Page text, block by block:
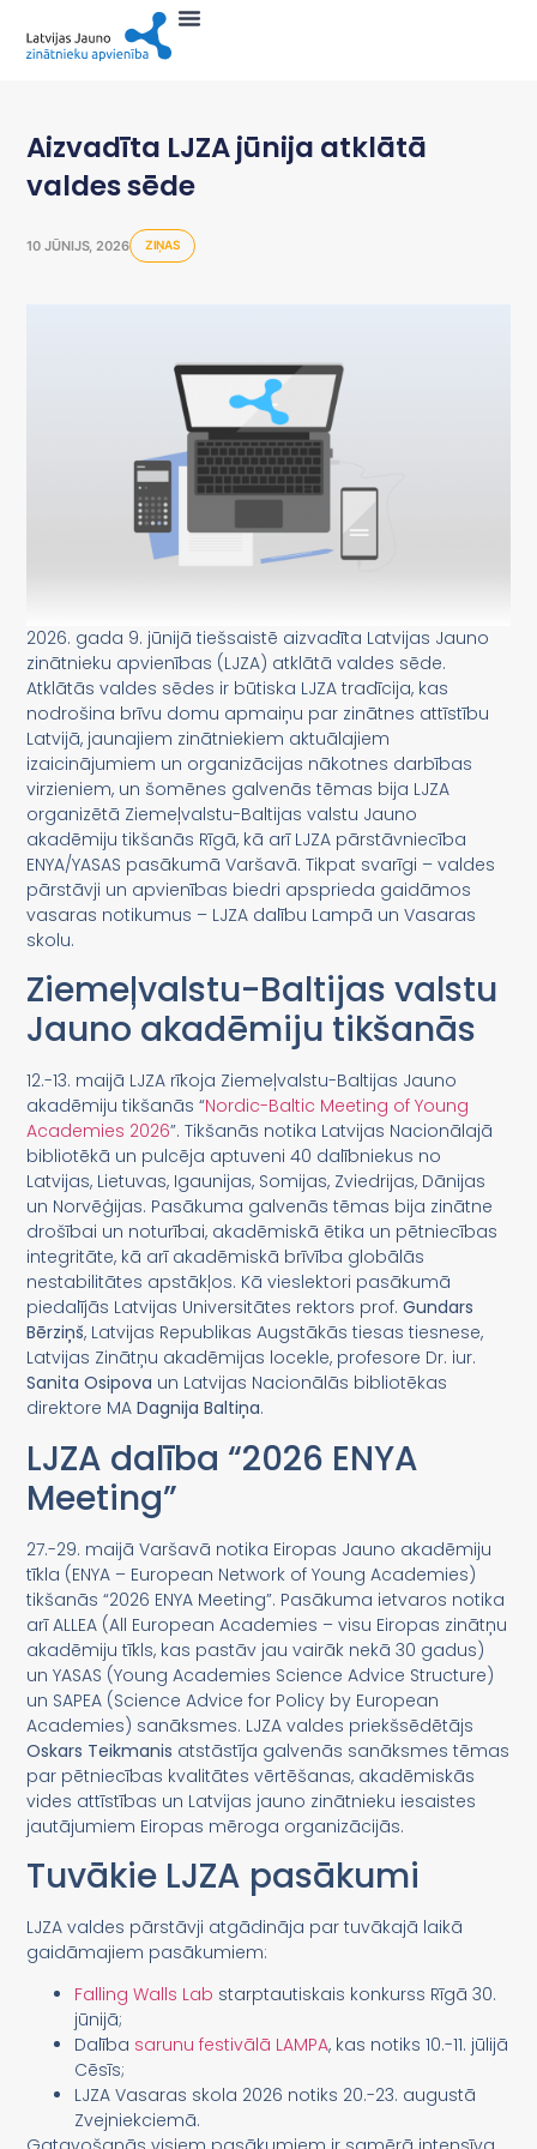
Aizvadīta LJZA jūnija atklātā
valdes sēde
10 JŪNIJS, 2026 ZIŅAS
2026. gada 9. jūnijā tiešsaistē aizvadīta Latvijas Jauno
zinātnieku apvienības (LJZA) atklātā valdes sēde.
Atklātās valdes sēdes ir būtiska LJZA tradīcija, kas
nodrošina brīvu domu apmaiņu par zinātnes attīstību
Latvijā, jaunajiem zinātniekiem aktuālajiem
izaicinājumiem un organizācijas nākotnes darbības
virzieniem, un šomēnes galvenās tēmas bija LJZA
organizētā Ziemeļvalstu-Baltijas valstu Jauno
akadēmiju tikšanās Rīgā, kā arī LJZA pārstāvniecība
ENYA/YASAS pasākumā Varšavā. Tikpat svarīgi – valdes
pārstāvji un apvienības biedri apsprieda gaidāmos
vasaras notikumus – LJZA dalību Lampā un Vasaras
skolu.
Ziemeļvalstu-Baltijas valstu
Jauno akadēmiju tikšanās
12.-13. maijā LJZA rīkoja Ziemeļvalstu-Baltijas Jauno
akadēmiju tikšanās “Nordic-Baltic Meeting of Young
Academies 2026”. Tikšanās notika Latvijas Nacionālajā
bibliotēkā un pulcēja aptuveni 40 dalībniekus no
Latvijas, Lietuvas, Igaunijas, Somijas, Zviedrijas, Dānijas
un Norvēģijas. Pasākuma galvenās tēmas bija zinātne
drošībai un noturībai, akadēmiskā ētika un pētniecības
integritāte, kā arī akadēmiskā brīvība globālās
nestabilitātes apstākļos. Kā vieslektori pasākumā
piedalījās Latvijas Universitātes rektors prof.Gundars
Bērziņš, Latvijas Republikas Augstākās tiesas tiesnese,
Latvijas Zinātņu akadēmijas locekle, profesore Dr. iur.
Sanita Osipova un Latvijas Nacionālās bibliotēkas
direktore MADagnija Baltiņa.
LJZA dalība “2026 ENYA
Meeting”
27.-29. maijā Varšavā notika Eiropas Jauno akadēmiju
tīkla (ENYA – European Network of Young Academies)
tikšanās “2026 ENYA Meeting”. Pasākuma ietvaros notika
arī ALLEA (All European Academies – visu Eiropas zinātņu
akadēmiju tīkls, kas pastāv jau vairāk nekā 30 gadus)
un YASAS (Young Academies Science Advice Structure)
un SAPEA (Science Advice for Policy by European
Academies) sanāksmes. LJZA valdes priekšsēdētājs
Oskars Teikmanis atstāstīja galvenās sanāksmes tēmas
par pētniecības kvalitātes vērtēšanas, akadēmiskās
vides attīstības un Latvijas jauno zinātnieku iesaistes
jautājumiem Eiropas mēroga organizācijās.
Tuvākie LJZA pasākumi
LJZA valdes pārstāvji atgādināja par tuvākajā laikā
gaidāmajiem pasākumiem:
Falling Walls Lab starptautiskais konkurss Rīgā 30.
jūnijā;
Dalība sarunu festivālā LAMPA, kas notiks 10.-11. jūlijā
Cēsīs;
LJZA Vasaras skola 2026 notiks 20.-23. augustā
Zvejniekciemā.